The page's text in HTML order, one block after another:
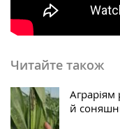
Читайте також
Аграріям
й